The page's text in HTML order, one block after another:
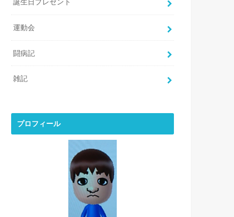
誕生日プレゼント
運動会
闘病記
雑記
プロフィール